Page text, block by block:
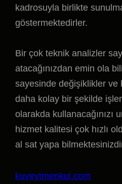
kadrosuyla birlikte
göstermektedirler.
Bir çok teknik analizler
atacağınızdan emin ola
sayesinde değişiklikler ve
daha kolay bir şekilde
olarakda kullanacağınızı
hizmet kalitesi çok hızlı
al sat yapa
kuveytmenkul.com